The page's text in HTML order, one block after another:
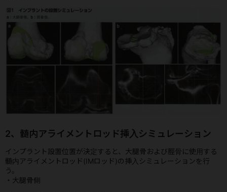
2、髄内アライメントロッド挿入シミュレーション
インプラント設置位置が決定すると、大腿骨および脛骨に使用する
髄内アライメントロッド(IMロッド)の挿入シミュレーションを行
う。
・大腿骨側